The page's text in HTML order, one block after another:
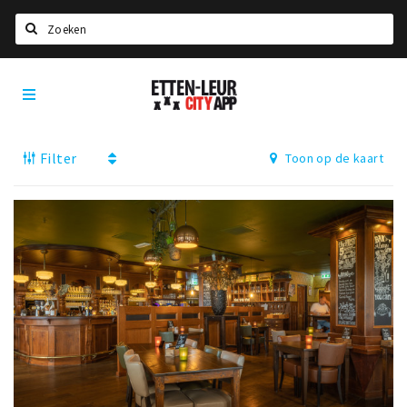
Home
Deals
Nieuws, interviews & blogs
Eten
Drinken
Slapen
Recreatief
Winkels
Etten-
Leur
Filter
Toon op de kaart